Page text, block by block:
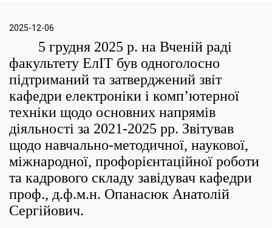
2025-12-06
5 грудня 2025 р. на Вченій раді
факультету ЕлІТ був одноголосно
підтриманий та затверджений звіт
кафедри електроніки і комп’ютерної
техніки щодо основних напрямів
діяльності за 2021-2025 рр. Звітував
щодо навчально-методичної, наукової,
міжнародної, профорієнтаційної роботи
та кадрового складу завідувач кафедри
проф., д.ф.м.н. Опанасюк Анатолій
Сергійович.